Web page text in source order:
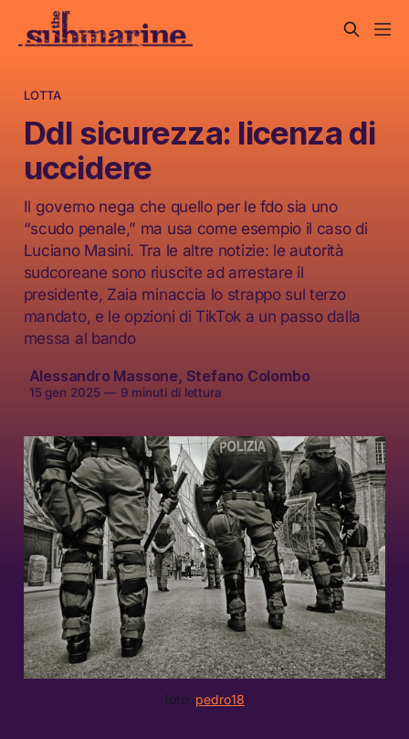
LOTTA
Ddl sicurezza: licenza di
uccidere
Il governo nega che quello per le fdo sia uno
“scudo penale,” ma usa come esempio il caso di
Luciano Masini. Tra le altre notizie: le autorità
sudcoreane sono riuscite ad arrestare il
presidente, Zaia minaccia lo strappo sul terzo
mandato, e le opzioni di TikTok a un passo dalla
messa al bando
Alessandro Massone, Stefano Colombo
15 gen 2025 —9 minuti di lettura
foto: pedro18